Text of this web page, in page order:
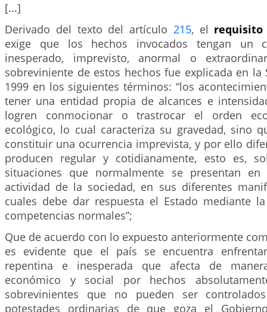
[...]
Derivado del texto del artículo 215, el requisito
exige que los hechos invocados tengan un
inesperado, imprevisto, anormal o
sobreviniente de estos hechos fue explicada en la
1999 en los siguientes términos: “los
tener una entidad propia de alcances e
logren conmocionar o trastrocar el orden
ecológico, lo cual caracteriza su gravedad, sino
constituir una ocurrencia imprevista, y por ello
producen regular y cotidianamente, esto es,
situaciones que normalmente se presentan
actividad de la sociedad, en sus diferentes
cuales debe dar respuesta el Estado mediante
competencias normales”;
Que de acuerdo con lo expuesto anteriormente
es evidente que el país se encuentra
repentina e inesperada que afecta de
económico y social por hechos
sobrevinientes que no pueden ser
potestades ordinarias de que goza el